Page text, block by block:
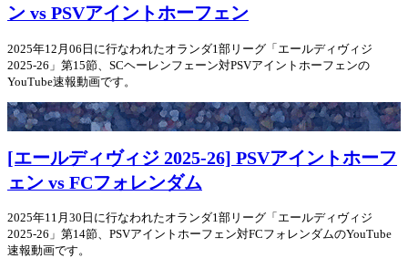
ン vs PSVアイントホーフェン
2025年12月06日に行なわれたオランダ1部リーグ「エールディヴィジ
2025-26」第15節、SCヘーレンフェーン対PSVアイントホーフェンの
YouTube速報動画です。
[エールディヴィジ 2025-26] PSVアイントホーフ
ェン vs FCフォレンダム
2025年11月30日に行なわれたオランダ1部リーグ「エールディヴィジ
2025-26」第14節、PSVアイントホーフェン対FCフォレンダムのYouTube
速報動画です。